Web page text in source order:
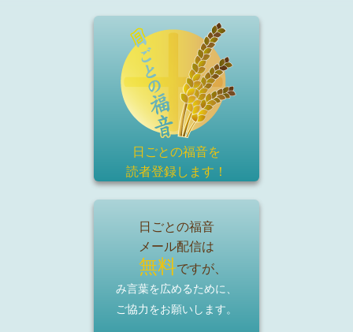
日ごとの福音を
読者登録します！
日ごとの福音
メール配信は
無料ですが、
み言葉を広めるために、
ご協力をお願いします。